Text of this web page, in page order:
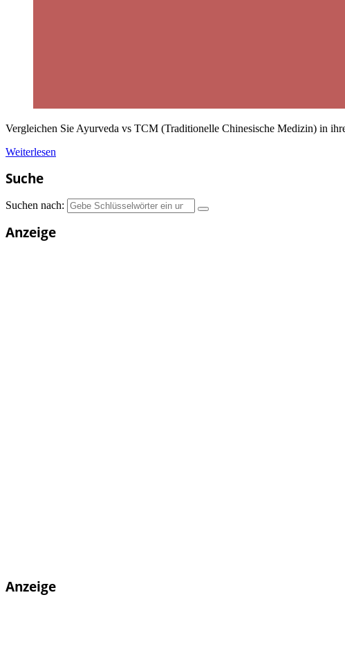
Vergleichen Sie Ayurveda vs TCM (Traditionelle Chinesische Medizin) in
Weiterlesen
Suche
Suchen nach:
Anzeige
Anzeige